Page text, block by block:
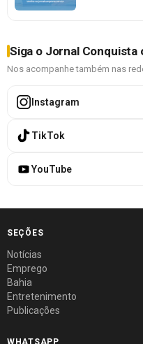
Siga o Jornal
Nos acompanhe também nas
Instagram
TikTok
YouTube
SEÇÕES
Notícias
Emprego
Bahia
Entretenimento
Publicações
WHATSAPP